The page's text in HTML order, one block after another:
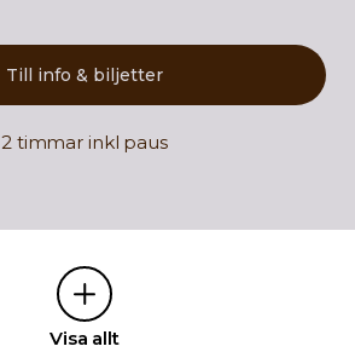
Till info & biljetter
2 timmar inkl paus
Visa allt